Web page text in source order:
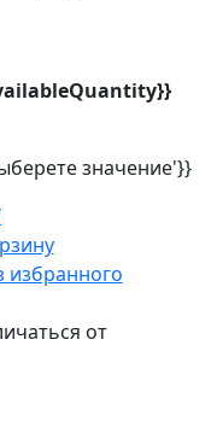
значение'}}
избранного
от